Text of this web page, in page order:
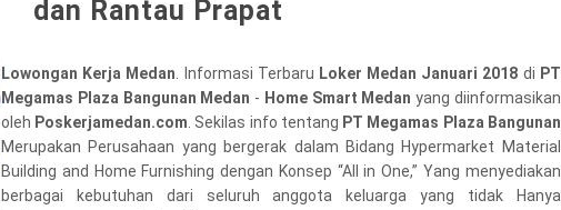
dan Rantau Prapat
Lowongan Kerja Medan . Informasi Terbaru Loker Medan Januari 2018 di PT
Megamas Plaza Bangunan Medan - Home Smart Medan yang diinformasikan
oleh Poskerjamedan.com . Sekilas info tentang PT Megamas Plaza Bangunan
Merupakan Perusahaan yang bergerak dalam Bidang Hypermarket Material
Building and Home Furnishing dengan Konsep “All in One,” Yang menyediakan
berbagai kebutuhan dari seluruh anggota keluarga yang tidak Hanya